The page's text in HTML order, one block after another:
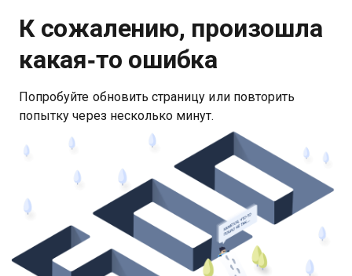
К сожалению, произошла
какая‑то ошибка
Попробуйте обновить страницу или повторить
попытку через несколько минут.